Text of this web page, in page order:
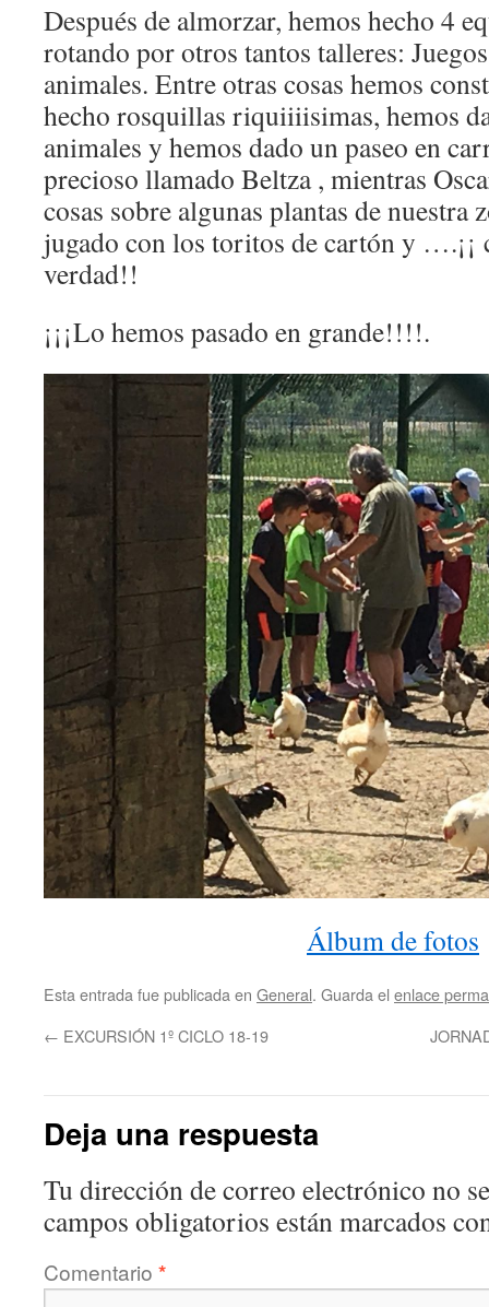
Después de almorzar, hemos hecho 4
rotando por otros tantos talleres:
animales. Entre otras cosas hemos
hecho rosquillas riquiiiisimas, hemos
animales y hemos dado un paseo en
precioso llamado Beltza , mientras
cosas sobre algunas plantas de nuestra
jugado con los toritos de cartón y ….¡¡
verdad!!
¡¡¡Lo hemos pasado en grande!!!!.
Álbum de fotos
Esta entrada fue publicada en General. Guarda el enlace
← EXCURSIÓN 1º CICLO 18-19
Deja una respuesta
Tu dirección de correo electrónico no
campos obligatorios están marcados
Comentario *